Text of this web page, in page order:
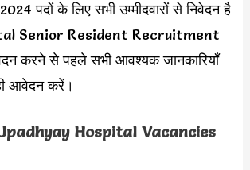
पदों के लिए सभी उम्मीदवारों से निवेदन है
Senior Resident Recruitment
करने से पहले सभी आवश्यक जानकारियाँ
आवेदन करें।
Hospital Vacancies